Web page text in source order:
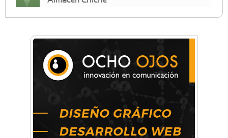
crecimiento personal
Arq. Horacio Alejandro Sánchez
Artística ApasionArte